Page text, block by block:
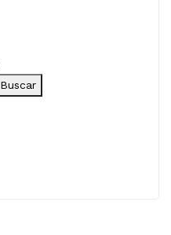
Buscar